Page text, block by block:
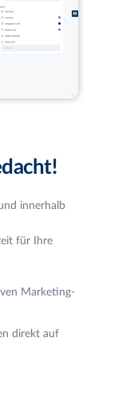
innerhalb
für Ihre
Marketing-
direkt auf